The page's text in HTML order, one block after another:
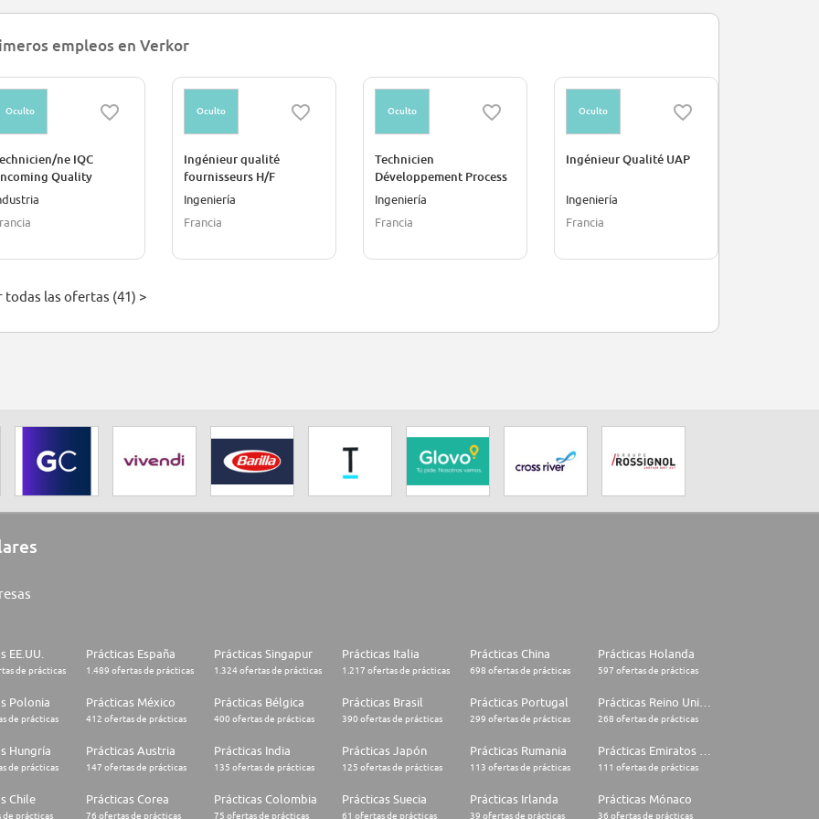
empleos en Verkor
Oculto
ne IQC
Quality
H/F
Oculto
Ingénieur qualité
fournisseurs H/F
Ingeniería
Francia
Oculto
Technicien
Développement Process
H/F
Ingeniería
Francia
Oculto
Ingénieur Qualité UAP
Ingeniería
Francia
todas las ofertas (41) >
EE.UU.
de prácticas
Prácticas España
1.489 ofertas de prácticas
Prácticas Singapur
1.324 ofertas de prácticas
Prácticas Italia
1.217 ofertas de prácticas
Prácticas China
698 ofertas de prácticas
Prácticas Holanda
597 ofertas de prácticas
Polonia
de prácticas
Prácticas México
412 ofertas de prácticas
Prácticas Bélgica
400 ofertas de prácticas
Prácticas Brasil
390 ofertas de prácticas
Prácticas Portugal
299 ofertas de prácticas 268 ofertas de prácticas
Hungría
de prácticas
Prácticas Austria
147 ofertas de prácticas
Prácticas India
135 ofertas de prácticas
Prácticas Japón
125 ofertas de prácticas
Prácticas Rumania
113 ofertas de prácticas 111 ofertas de prácticas
Chile
prácticas
Prácticas Corea
76 ofertas de prácticas
Prácticas Colombia
75 ofertas de prácticas
Prácticas Suecia
61 ofertas de prácticas
Prácticas Irlanda
39 ofertas de prácticas
Prácticas Mónaco
36 ofertas de prácticas